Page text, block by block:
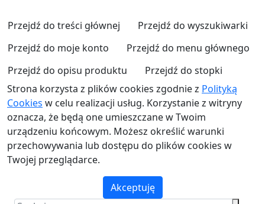
Przejdź do treści głównej
Przejdź do wyszukiwarki
Przejdź do moje konto
Przejdź do menu głównego
Przejdź do opisu produktu
Przejdź do stopki
Strona korzysta z plików cookies zgodnie z Polityką
Cookies w celu realizacji usług. Korzystanie z witryny
oznacza, że będą one umieszczane w Twoim
urządzeniu końcowym. Możesz określić warunki
przechowywania lub dostępu do plików cookies w
Twojej przeglądarce.
Akceptuję